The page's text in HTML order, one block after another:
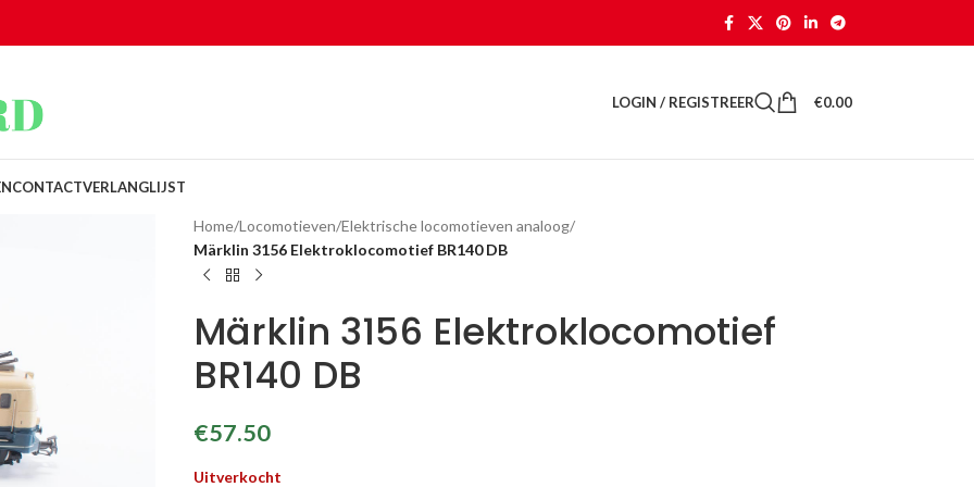
LOGIN / REGISTREER €0.00
CONTACTVERLANGLIJST
Home/Locomotieven/Elektrische locomotieven analoog/
Märklin 3156 Elektroklocomotief BR140 DB
Märklin 3156 Elektroklocomotief
BR140 DB
€57.50
Uitverkocht